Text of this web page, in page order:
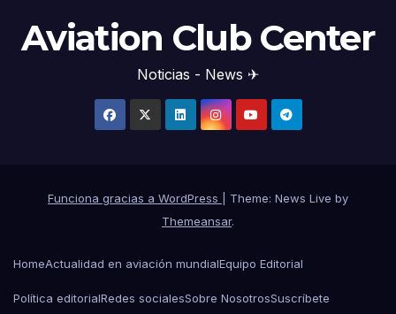
Aviation Club Center
Noticias - News ✈
Funciona gracias a WordPress
Theme: News Live by
Themeansar.
HomeActualidad en aviación mundialEquipo Editorial
Política editorialRedes socialesSobre NosotrosSuscríbete